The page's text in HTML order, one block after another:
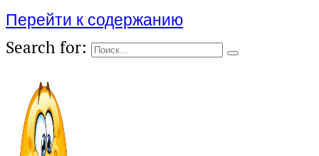
Перейти к содержанию
Search for: